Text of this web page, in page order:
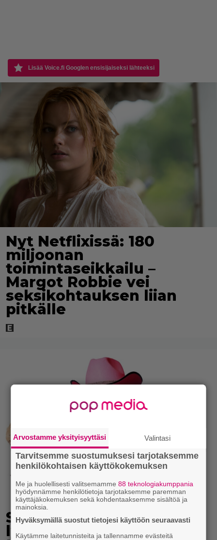
Lisää Voice.fi Googlen ensisijaiseksi lähteeksi
Nyt Netflixissä: 180
miljoonan
toimintaseikkailu –
Margot Robbie vei
seksikohtauksen liian
pitkälle
Seiska: Laulaja Frederik
lyttäsi Eput – johan oli
Arvostamme yksityisyyttäsi Valintasi
Tarvitsemme suostumuksesi tarjotaksemme
henkilökohtaisen käyttökokemuksen
Me ja huolellisesti valitsemamme88 teknologiakumppania
hyödynnämme henkilötietoja tarjotaksemme paremman
käyttäjäkokemuksen sekä kohdentaaksemme sisältöä ja
mainoksia.
Hyväksymällä suostut tietojesi käyttöön seuraavasti
Käytämme laitetunnisteita ja tallennamme evästeitä